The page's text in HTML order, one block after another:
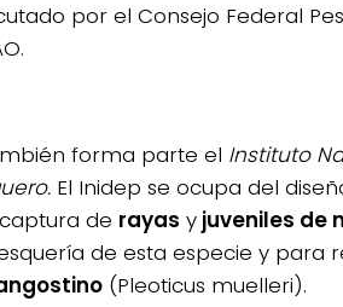
por el Consejo Federal
forma parte el Instituto
El Inidep se ocupa del
de rayas y juveniles de
de esta especie y para
(Pleoticus muelleri).